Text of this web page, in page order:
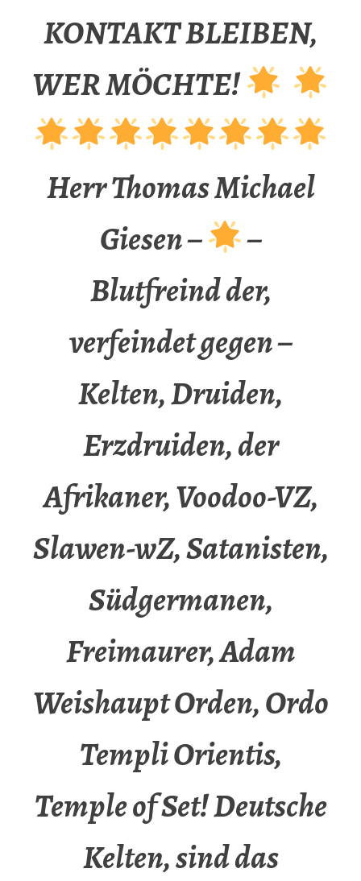
KONTAKT BLEIBEN,
WER MÖCHTE!
Herr Thomas Michael
Giesen –
–
Blutfreind der,
verfeindet gegen –
Kelten, Druiden,
Erzdruiden, der
Afrikaner, Voodoo-VZ,
Slawen-wZ, Satanisten,
Südgermanen,
Freimaurer, Adam
Weishaupt Orden, Ordo
Templi Orientis,
Temple of Set! Deutsche
Kelten, sind das